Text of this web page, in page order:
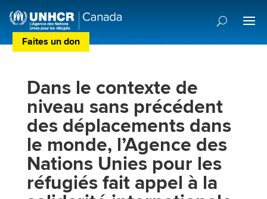
Faites un don Centre de Préférences des Donateurs
Dans le contexte de
niveau sans précédent
des déplacements dans
le monde, l’Agence des
Nations Unies pour les
réfugiés fait appel à la